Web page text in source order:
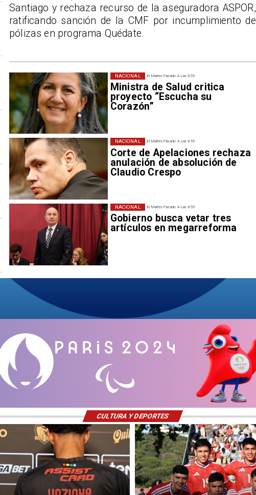
El Martes Pasado A Las 9:55
Ministra de Salud critica
proyecto “Escucha su
Corazón”
NACIONAL
El Martes Pasado A Las 9:55
Corte de Apelaciones rechaza
anulación de absolución de
Claudio Crespo
NACIONAL
El Martes Pasado A Las 9:55
Gobierno busca vetar tres
artículos en megarreforma
NACIONAL
Santiago y rechaza recurso de la aseguradora ASPOR,
ratificando sanción de la CMF por incumplimiento de
pólizas en programa Quédate.
CULTURA Y DEPORTES